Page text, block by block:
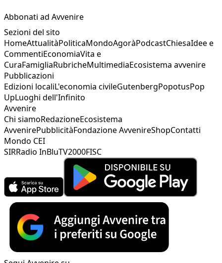
Abbonati ad Avvenire
Sezioni del sito
HomeAttualitàPoliticaMondoAgoràPodcastChiesaIdee e
CommentiEconomiaVita e
CuraFamigliaRubricheMultimediaEcosistema avvenire
Pubblicazioni
Edizioni localiL'economia civileGutenbergPopotusPop
UpLuoghi dell'Infinito
Avvenire
Chi siamoRedazioneEcosistema
AvvenirePubblicitàFondazione AvvenireShopContatti
Mondo CEI
SIRRadio InBluTV2000FISC